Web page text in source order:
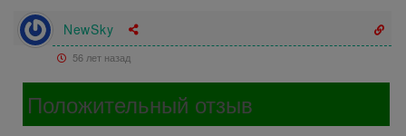
NewSky
56 лет назад
Положительный отзыв